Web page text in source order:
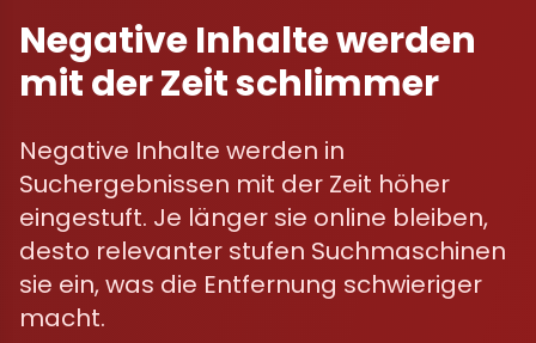
Negative Inhalte werden
mit der Zeit schlimmer
Negative Inhalte werden in
Suchergebnissen mit der Zeit höher
eingestuft. Je länger sie online bleiben,
desto relevanter stufen Suchmaschinen
sie ein, was die Entfernung schwieriger
macht.